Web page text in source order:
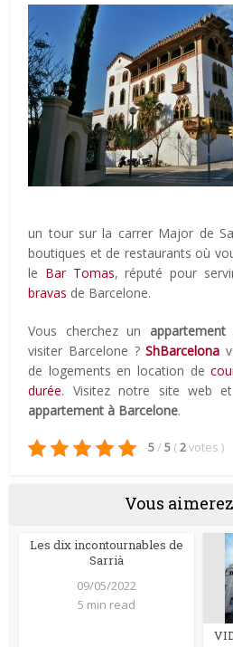
un tour sur la carrer Major de
boutiques et de restaurants où
le Bar Tomas, réputé pour
bravas de Barcelone.
Vous cherchez un
visiter Barcelone ?ShBarcelona
de logements en location de
durée. Visitez notre site web
appartement à Barcelone.
5/ 5 (2votes )
Vous
Les dix incontournables de
Sarrià
09/05/2022
5 min read